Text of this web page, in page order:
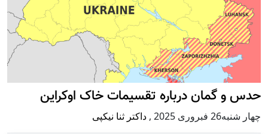
حدس و گمان درباره تقسیمات خاک اوکراین
چهار شنبه26 فبروری 2025 , داکتر ثنا نیکپی